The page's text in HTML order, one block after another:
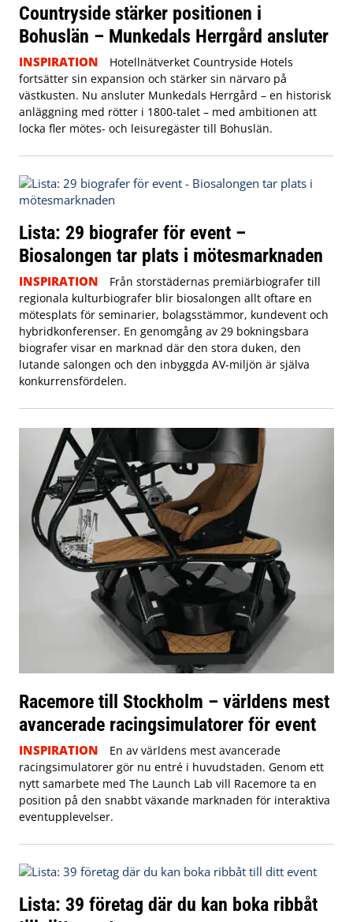
Countryside stärker positionen i
Bohuslän – Munkedals Herrgård ansluter
INSPIRATION
Hotellnätverket Countryside Hotels
fortsätter sin expansion och stärker sin närvaro på
västkusten. Nu ansluter Munkedals Herrgård – en historisk
anläggning med rötter i 1800-talet – med ambitionen att
locka fler mötes- och leisuregäster till Bohuslän.
Lista: 29 biografer för event –
Biosalongen tar plats i mötesmarknaden
INSPIRATION
Från storstädernas premiärbiografer till
regionala kulturbiografer blir biosalongen allt oftare en
mötesplats för seminarier, bolagsstämmor, kundevent och
hybridkonferenser. En genomgång av 29 bokningsbara
biografer visar en marknad där den stora duken, den
lutande salongen och den inbyggda AV-miljön är själva
konkurrensfördelen.
Racemore till Stockholm – världens mest
avancerade racingsimulatorer för event
INSPIRATION
En av världens mest avancerade
racingsimulatorer gör nu entré i huvudstaden. Genom ett
nytt samarbete med The Launch Lab vill Racemore ta en
position på den snabbt växande marknaden för interaktiva
eventupplevelser.
Lista: 39 företag där du kan boka ribbåt